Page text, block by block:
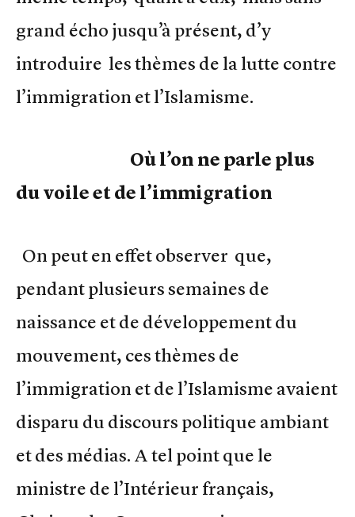
grand écho jusqu’à présent, d’y
introduire les thèmes de la lutte contre
l’immigration et l’Islamisme.
Où l’on ne parle plus
du voile et de l’immigration
On peut en effet observer que,
pendant plusieurs semaines de
naissance et de développement du
mouvement, ces thèmes de
l’immigration et de l’Islamisme avaient
disparu du discours politique ambiant
et des médias. A tel point que le
ministre de l’Intérieur français,